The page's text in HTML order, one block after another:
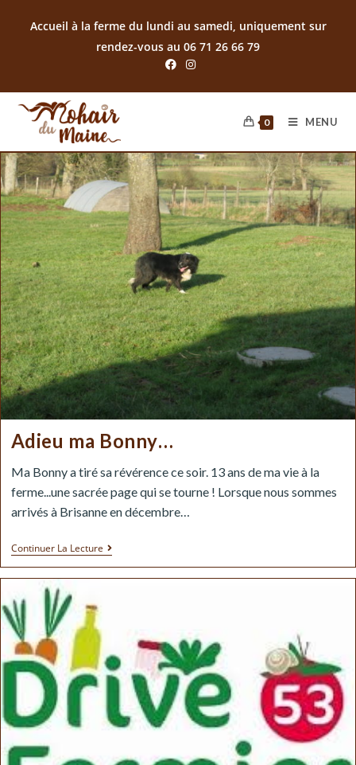
Accueil à la ferme du lundi au samedi, uniquement sur
rendez-vous au 06 71 26 66 79
0 MENU
Adieu ma Bonny…
Ma Bonny a tiré sa révérence ce soir. 13 ans de ma vie à la
ferme...une sacrée page qui se tourne ! Lorsque nous sommes
arrivés à Brisanne en décembre…
Continuer La Lecture